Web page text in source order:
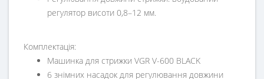
регулятор висоти 0,8–12 мм.
Комплектація:
Машинка для стрижки VGR V-600 BLACK
6 знімних насадок для регулювання довжини